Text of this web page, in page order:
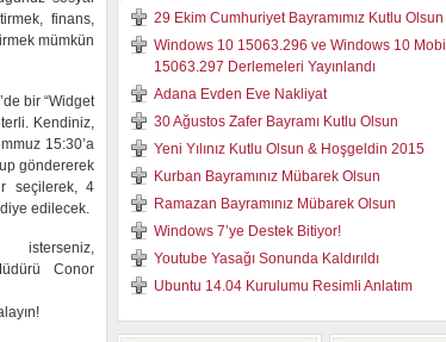
finans,
mümkün
bir “Widget
Kendiniz,
15:30’a
göndererek
seçilerek, 4
edilecek.
Conor
29 Ekim Cumhuriyet Bayramımız Kutlu Olsun
Windows 10 15063.296 ve Windows 10 Mobil
15063.297 Derlemeleri Yayınlandı
Adana Evden Eve Nakliyat
30 Ağustos Zafer Bayramı Kutlu Olsun
Yeni Yılınız Kutlu Olsun & Hoşgeldin 2015
Kurban Bayramınız Mübarek Olsun
Ramazan Bayramınız Mübarek Olsun
Windows 7’ye Destek Bitiyor!
Youtube Yasağı Sonunda Kaldırıldı
Ubuntu 14.04 Kurulumu Resimli Anlatım